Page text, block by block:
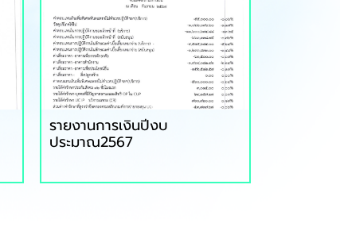
รายงานการเงินปีงบ
ประมาณ2567